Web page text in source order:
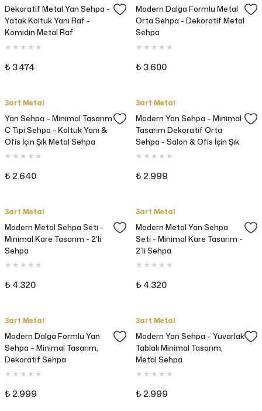
Dekoratif Metal Yan Sehpa -
Yatak Koltuk Yanı Raf -
Komidin Metal Raf
₺ 3.474
Modern Dalga Formlu Metal
Orta Sehpa - Dekoratif Metal
Sehpa
₺ 3.600
3art Metal
Yan Sehpa – Minimal Tasarım
C Tipi Sehpa - Koltuk Yanı &
Ofis İçin Şık Metal Sehpa
₺ 2.640
3art Metal
Modern Yan Sehpa – Minimal
Tasarım Dekoratif Orta
Sehpa - Salon & Ofis İçin Şık
Metal Sehpa
₺ 2.999
3art Metal
Modern Metal Sehpa Seti -
Minimal Kare Tasarım - 2’li
Sehpa
₺ 4.320
3art Metal
Modern Metal Yan Sehpa
Seti - Minimal Kare Tasarım -
2’li Sehpa
₺ 4.320
3art Metal
Modern Dalga Formlu Yan
Sehpa – Minimal Tasarım,
Dekoratif Sehpa
₺ 2.999
3art Metal
Modern Yan Sehpa – Yuvarlak
Tablalı Minimal Tasarım,
Metal Sehpa
₺ 2.999